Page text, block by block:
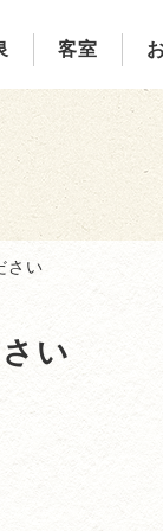
客室
さい
い